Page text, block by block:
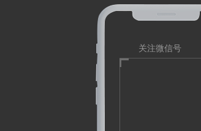
关注微信号